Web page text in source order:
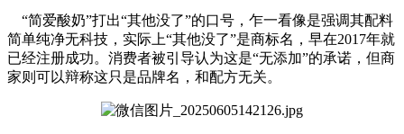
“简爱酸奶”打出“其他没了”的口号，乍一看像是强调其配料
简单纯净无科技，实际上“其他没了”是商标名，早在2017年就
已经注册成功。消费者被引导认为这是“无添加”的承诺，但商
家则可以辩称这只是品牌名，和配方无关。